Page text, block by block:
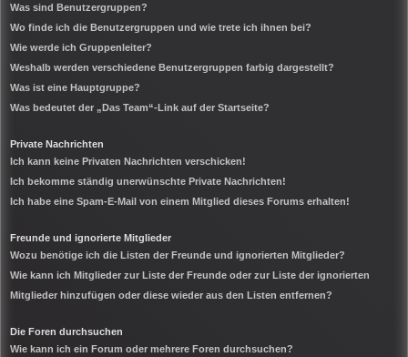
Was sind Benutzergruppen?
Wo finde ich die Benutzergruppen und wie trete ich ihnen bei?
Wie werde ich Gruppenleiter?
Weshalb werden verschiedene Benutzergruppen farbig dargestellt?
Was ist eine Hauptgruppe?
Was bedeutet der „Das Team“-Link auf der Startseite?
Private Nachrichten
Ich kann keine Privaten Nachrichten verschicken!
Ich bekomme ständig unerwünschte Private Nachrichten!
Ich habe eine Spam-E-Mail von einem Mitglied dieses Forums erhalten!
Freunde und ignorierte Mitglieder
Wozu benötige ich die Listen der Freunde und ignorierten Mitglieder?
Wie kann ich Mitglieder zur Liste der Freunde oder zur Liste der ignorierten
Mitglieder hinzufügen oder diese wieder aus den Listen entfernen?
Die Foren durchsuchen
Wie kann ich ein Forum oder mehrere Foren durchsuchen?